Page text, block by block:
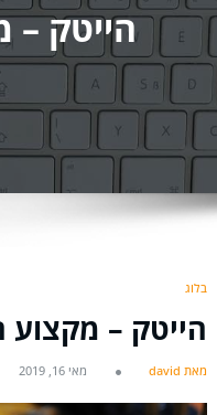
הייטק –
בלוג
הייטק – מקצוע
מאת david מאי 16, 2019